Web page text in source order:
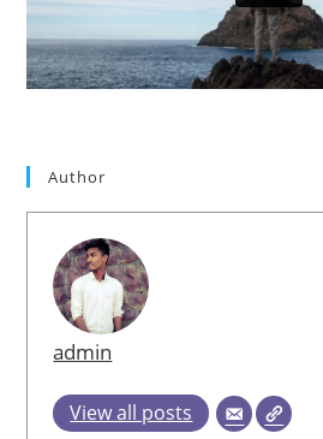
Author
admin
View all posts